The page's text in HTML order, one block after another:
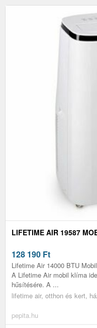
LIFETIME AIR 19587
128 190 Ft
Lifetime Air 14000 BTU
A Lifetime Air mobil klíma
hűsítésére. A ...
lifetime air, otthon és kert,
pepita.hu